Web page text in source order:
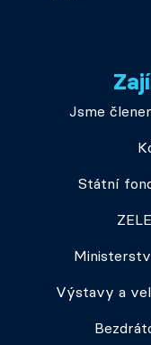
Jsme
Státní
Výstavy a